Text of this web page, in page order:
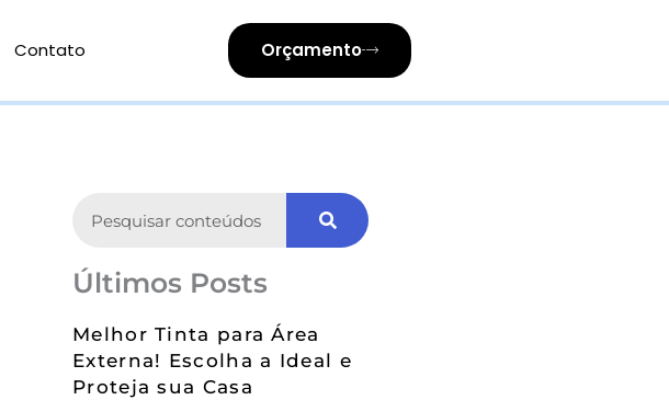
Contato Orçamento
Últimos Posts
Melhor Tinta para Área
Externa! Escolha a Ideal e
Proteja sua Casa